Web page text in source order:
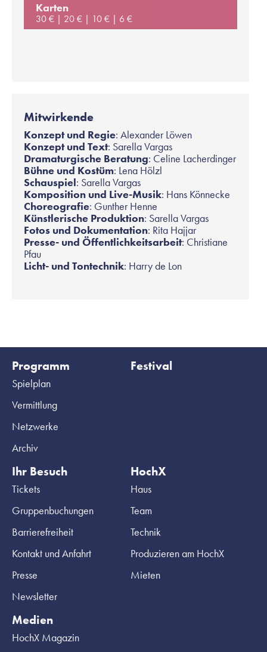
Karten
30 € 20 € 10 € 6 €
Mitwirkende
Konzept und Regie: Alexander Löwen
Konzept und Text: Sarella Vargas
Dramaturgische Beratung: Celine Lacherdinger
Bühne und Kostüm: Lena Hölzl
Schauspiel: Sarella Vargas
Komposition und Live-Musik: Hans Könnecke
Choreografie: Gunther Henne
Künstlerische Produktion: Sarella Vargas
Fotos und Dokumentation: Rita Hajjar
Presse- und Öffentlichkeitsarbeit: Christiane
Pfau
Licht- und Tontechnik: Harry de Lon
Programm
Spielplan
Vermittlung
Netzwerke
Archiv
Festival
Ihr Besuch
Tickets
Gruppenbuchungen
Barrierefreiheit
Kontakt und Anfahrt
Presse
Newsletter
HochX
Haus
Team
Technik
Produzieren am HochX
Mieten
Medien
HochX Magazin